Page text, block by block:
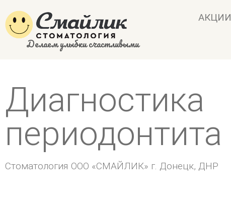
Делаем улыбки счастливыми
АКЦИИ
Диагностика
периодонтита
Стоматология ООО «СМАЙЛИК» г. Донецк, ДНР